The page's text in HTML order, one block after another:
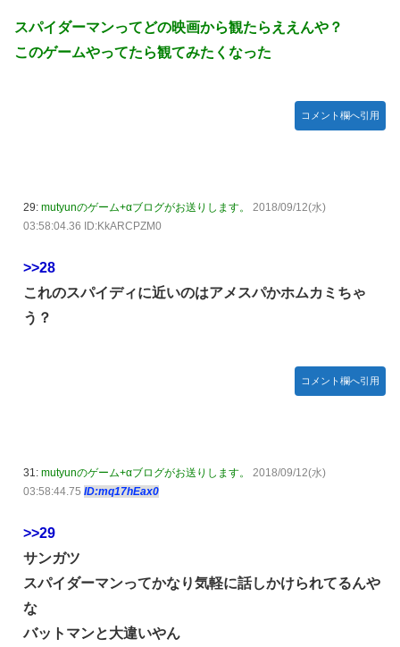
スパイダーマンってどの映画から観たらええんや？
このゲームやってたら観てみたくなった
コメント欄へ引用
29: mutyunのゲーム+αブログがお送りします。
2018/09/12(水)
03:58:04.36 ID:KkARCPZM0
>>28
これのスパイディに近いのはアメスパかホムカミちゃ
う？
コメント欄へ引用
31: mutyunのゲーム+αブログがお送りします。
2018/09/12(水)
03:58:44.75 ID:mq17hEax0
>>29
サンガツ
スパイダーマンってかなり気軽に話しかけられてるんや
な
バットマンと大違いやん